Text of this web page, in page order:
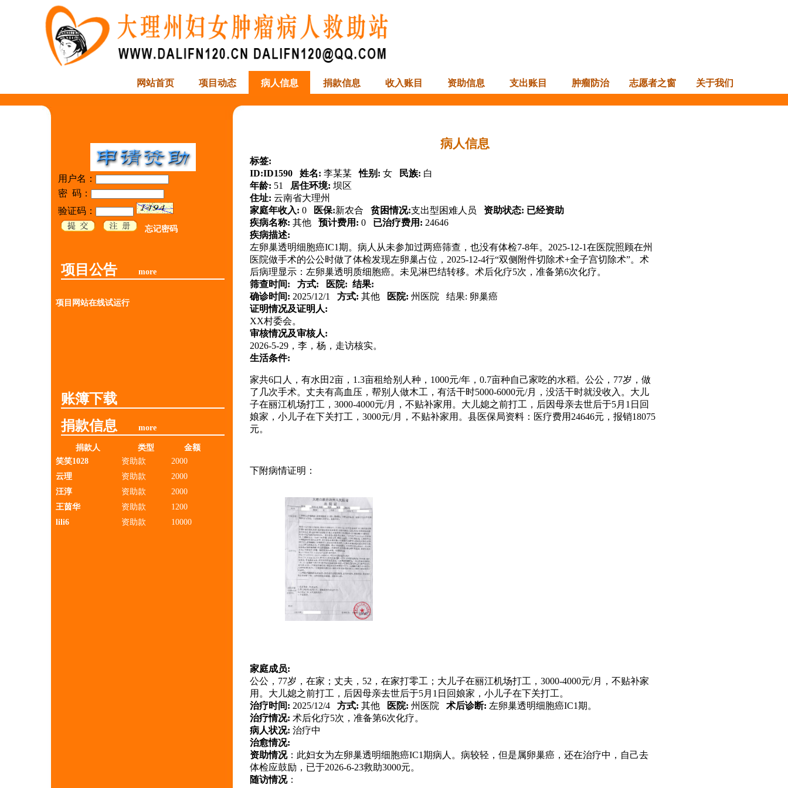
网站首页 项目动态 病人信息 捐款信息 收入账目 资助信息 支出账目 肿瘤防治 志愿者之窗 关于我们
用户名：
密 码：
验证码：
忘记密码
项目公告 more
项目网站在线试运行
账簿下载
捐款信息
more
捐款人 类型
金额
笑笑1028
资助款
2000
云理
资助款
2000
汪淳
资助款
2000
王茵华
资助款
1200
lili6
资助款 10000
病人信息
标签:
ID:ID1590 姓名: 李某某 性别: 女 民族: 白
年龄: 51 居住环境: 坝区
住址: 云南省大理州
家庭年收入: 0 医保:新农合 贫困情况:支出型困难人员 资助状态: 已经资助
疾病名称: 其他 预计费用: 0 已治疗费用: 24646
疾病描述:
左卵巢透明细胞癌IC1期。病人从未参加过两癌筛查，也没有体检7-8年。2025-12-1在医院照顾在州
医院做手术的公公时做了体检发现左卵巢占位，2025-12-4行“双侧附件切除术+全子宫切除术”。术
后病理显示：左卵巢透明质细胞癌。未见淋巴结转移。术后化疗5次，准备第6次化疗。
筛查时间:
方式: 医院: 结果:
确诊时间: 2025/12/1 方式: 其他 医院: 州医院 结果: 卵巢癌
证明情况及证明人:
XX村委会。
审核情况及审核人:
2026-5-29，李，杨，走访核实。
生活条件:
家共6口人，有水田 2亩， 1.3亩租给别人种， 1000元/年， 0.7亩种自己家吃的水稻。公公， 77岁，做
了几次手术。丈夫有高血压，帮别人做木工，有活干时5000-6000元/月，没活干时就没收入。大儿
子在丽江机场打工， 3000-4000元/月，不贴补家用。大儿媳之前打工，后因母亲去世后于5月 1 日回
娘家，小儿子在下关打工， 3000元/月，不贴补家用。 县医保局资料：医疗费用 24646元，报销18075
元。
下附病情证明：
家庭成员:
公公，77岁，在家；丈夫，52，在家打零工；大儿子在丽江机场打工，3000-4000元/月，不贴补家
用。大儿媳之前打工，后因母亲去世后于5月1日回娘家，小儿子在下关打工。
治疗时间: 2025/12/4 方式: 其他 医院: 州医院 术后诊断: 左卵巢透明细胞癌IC1期。
治疗情况: 术后化疗5次，准备第6次化疗。
病人状况: 治疗中
治愈情况:
资助情况： 此妇女为左卵巢透明细胞癌IC1期病人。病较轻，但是属卵巢癌，还在治疗中，自己去
体检应鼓励，已于2026-6-23救助3000元。
随访情况：